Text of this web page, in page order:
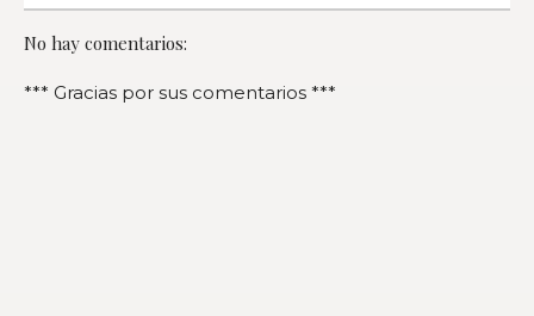
No hay comentarios:
*** Gracias por sus comentarios ***